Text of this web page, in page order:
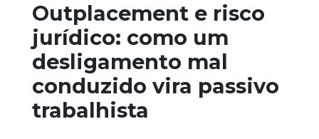
Outplacement e risco
jurídico: como um
desligamento mal
conduzido vira passivo
trabalhista